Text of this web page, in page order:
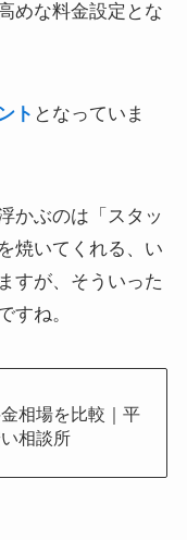
めな料金設定とな
ト となっていま
かぶのは「スタッ
焼いてくれる、い
すが、そういった
すね。
相場を比較｜平
相談所